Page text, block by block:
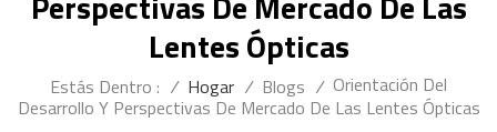
Lentes Ópticas
Estás Dentro : / Hogar / Blogs / Orientación Del
Desarrollo Y Perspectivas De Mercado De Las Lentes Ópticas